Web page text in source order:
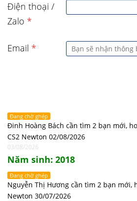
Điện thoại /
Zalo *
Email *
Đang chờ ghép
Đinh Hoàng Bách cần tìm 2 bạn mới,
CS2 Newton 02/08/2026
03/08/2026
Năm sinh: 2018
Đang chờ ghép
Nguyễn Thị Hương cần tìm 2 bạn mới,
Newton 30/07/2026